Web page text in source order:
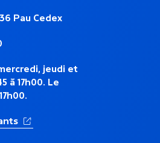
Pau Cedex
jeudi et
à 17h00. Le
(Ouverture dans un nouvel